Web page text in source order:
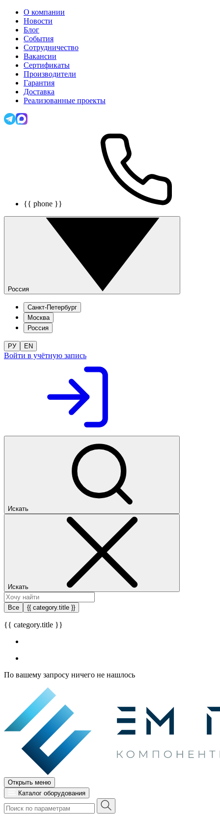
О компании
Новости
Блог
События
Сотрудничество
Вакансии
Сертификаты
Производители
Гарантия
Доставка
Реализованные проекты
{{ phone }}
Россия
Санкт-Петербург
Москва
Россия
РУ EN
Войти в учётную запись
Искать
Искать
Все {{ category.title }}
{{ category.title }}
По вашему запросу ничего не нашлось
Открыть меню
Каталог оборудования